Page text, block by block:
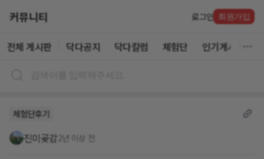
커뮤니티 로그인 회원가입
전체 게시판 닥다공지 닥다칼럼 체험단 인기게시글
체험단후기
진미곶감2년 이상 전